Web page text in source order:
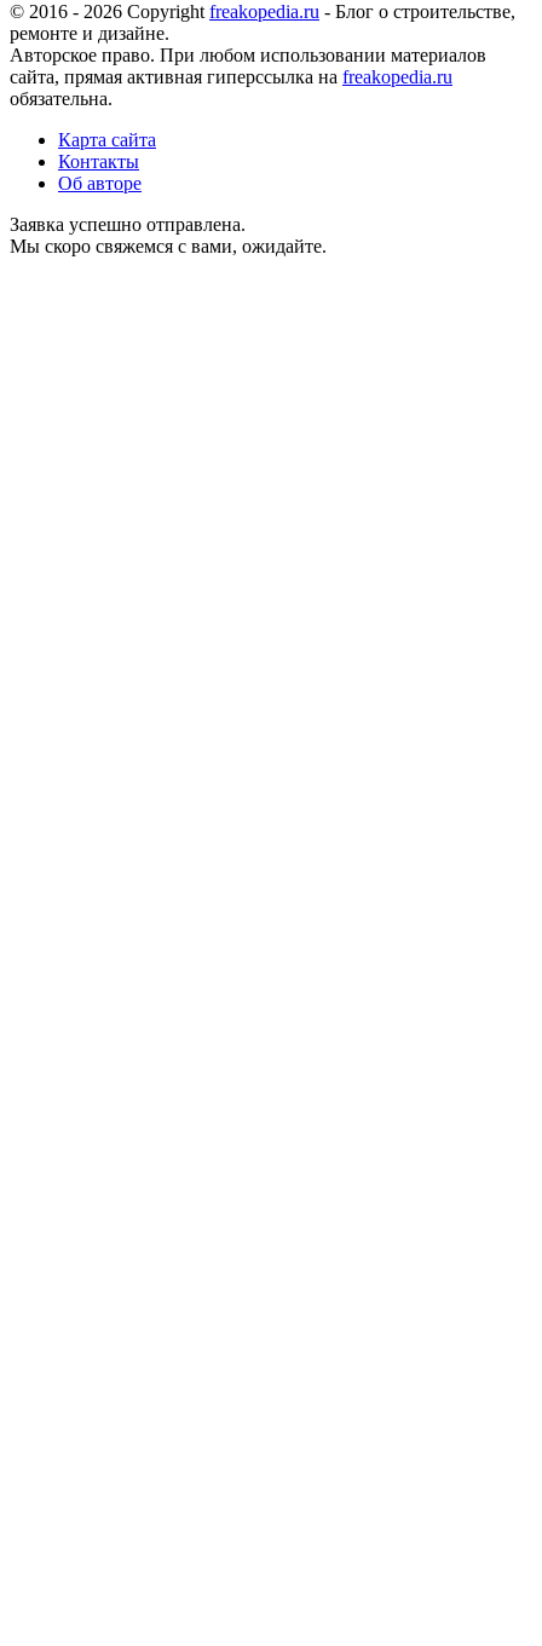
© 2016 - 2026 Copyright freakopedia.ru - Блог о строительстве,
ремонте и дизайне.
Авторское право. При любом использовании материалов
сайта, прямая активная гиперссылка на freakopedia.ru
обязательна.
Карта сайта
Контакты
Об авторе
Заявка успешно отправлена.
Мы скоро свяжемся с вами, ожидайте.